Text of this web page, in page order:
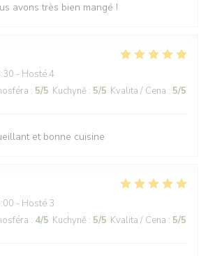
avons très bien mangé !
- Hosté 4
: 5/5 Kuchyně : 5/5 Kvalita / Cena : 5/5
et bonne cuisine
- Hosté 3
: 4/5 Kuchyně : 5/5 Kvalita / Cena : 5/5